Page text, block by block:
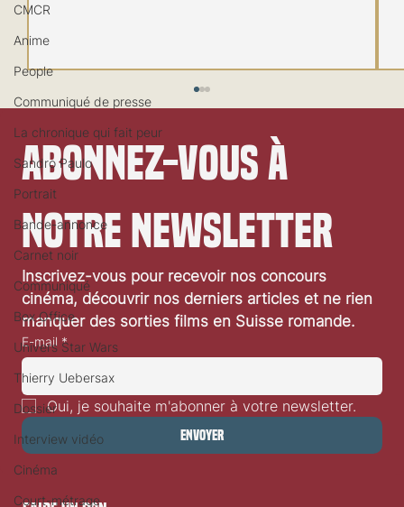
CMCR
Anime
People
Communiqué de presse
La chronique qui fait peur
Sandro Paulo
Portrait
Bande-annonce
Carnet noir
Communiqué
Box Office
Univers Star Wars
Thierry Uebersax
Dossier
Interview vidéo
Cinéma
Court-métrage
Festival de Locarno 2026: Wild at Heart
Abonnez-vous à
notre newsletter
Inscrivez-vous pour recevoir nos concours
cinéma, découvrir nos derniers articles et ne rien
manquer des sorties films en Suisse romande.
E-mail *
Oui, je souhaite m'abonner à votre newsletter.
Envoyer